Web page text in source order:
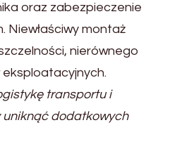
oraz zabezpieczenie
Niewłaściwy montaż
nierównego
transportu i
uniknąć dodatkowych